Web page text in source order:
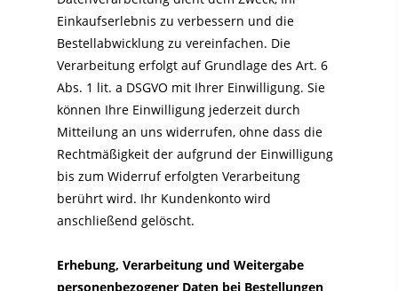
Einkaufserlebnis zu verbessern und die
Bestellabwicklung zu vereinfachen. Die
Verarbeitung erfolgt auf Grundlage des Art. 6
Abs. 1 lit. a DSGVO mit Ihrer Einwilligung. Sie
können Ihre Einwilligung jederzeit durch
Mitteilung an uns widerrufen, ohne dass die
Rechtmäßigkeit der aufgrund der Einwilligung
bis zum Widerruf erfolgten Verarbeitung
berührt wird. Ihr Kundenkonto wird
anschließend gelöscht.
Erhebung, Verarbeitung und Weitergabe
personenbezogener Daten bei Bestellungen